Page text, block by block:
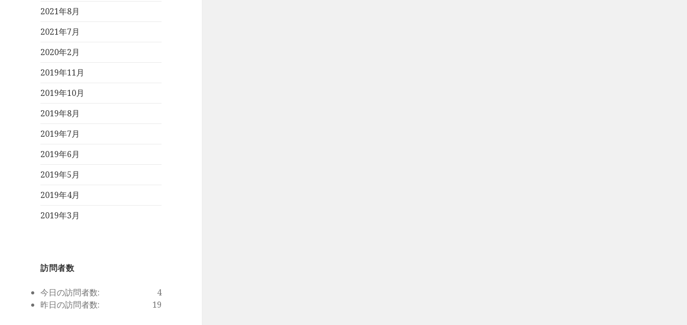
2021年8月
2021年7月
2020年2月
2019年11月
2019年10月
2019年8月
2019年7月
2019年6月
2019年5月
2019年4月
2019年3月
訪問者数
4
今日の訪問者数:
19
昨日の訪問者数: